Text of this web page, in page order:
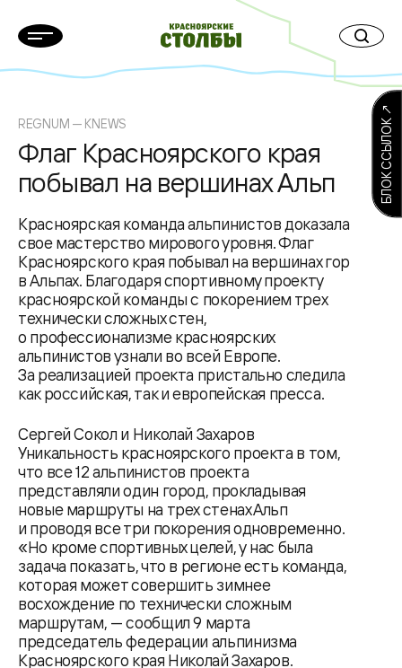
REGNUM — KNEWS
Флаг Красноярского края
побывал на вершинах Альп
Красноярская команда альпинистов доказала
свое мастерство мирового уровня. Флаг
Красноярского края побывал на вершинах гор
в Альпах. Благодаря спортивному проекту
красноярской команды с покорением трех
технически сложных стен,
о профессионализме красноярских
альпинистов узнали во всей Европе.
За реализацией проекта пристально следила
как российская, так и европейская пресса.
Сергей Сокол и Николай Захаров
Уникальность красноярского проекта в том,
что все 12 альпинистов проекта
представляли один город, прокладывая
новые маршруты на трех стенах Альп
и проводя все три покорения одновременно.
«Но кроме спортивных целей, у нас была
задача показать, что в регионе есть команда,
которая может совершить зимнее
восхождение по технически сложным
маршрутам, — сообщил 9 марта
председатель федерации альпинизма
Красноярского края Николай Захаров.
БЛОК ССЫЛОК ↗